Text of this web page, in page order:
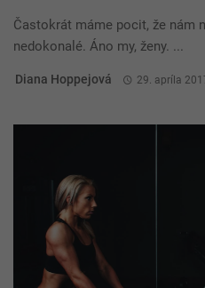
Častokrát máme pocit, že nám
nedokonalé. Áno my, ženy. ...
Diana Hoppejová 29. apríla